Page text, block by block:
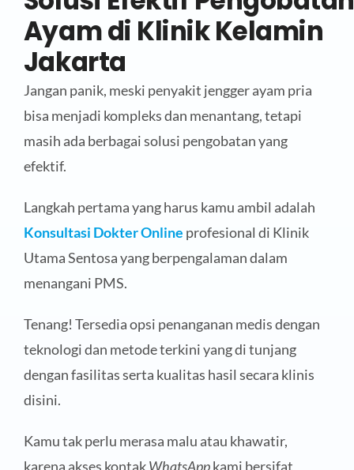
Ayam di Klinik Kelamin
Jakarta
Jangan panik, meski penyakit jengger ayam pria
bisa menjadi kompleks dan menantang, tetapi
masih ada berbagai solusi pengobatan yang
efektif.
Langkah pertama yang harus kamu ambil adalah
Konsultasi Dokter Online profesional di Klinik
Utama Sentosa yang berpengalaman dalam
menangani PMS.
Tenang! Tersedia opsi penanganan medis dengan
teknologi dan metode terkini yang di tunjang
dengan fasilitas serta kualitas hasil secara klinis
disini.
Kamu tak perlu merasa malu atau khawatir,
karena akses kontakWhatsAppkami bersifat